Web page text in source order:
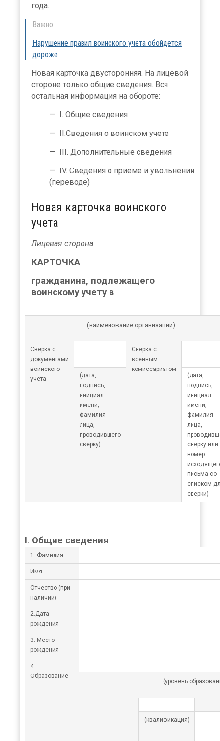
года.
Важно:
Нарушение правил воинского учета обойдется
дороже
Новая карточка двусторонняя. На лицевой
стороне только общие сведения. Вся
остальная информация на обороте:
I. Общие сведения
II.Сведения о воинском учете
III. Дополнительные сведения
IV. Сведения о приеме и увольнении
(переводе)
Новая карточка воинского
учета
Лицевая сторона
КАРТОЧКА
гражданина, подлежащего
воинскому учету в
(наименование организации)
Сверка с
документами
воинского
учета
Сверка с
военным
комиссариатом
(дата,
подпись,
инициал
имени,
фамилия
лица,
проводившего
сверку)
(дата,
подпись,
инициал
имени,
фамилия
лица,
сверку или
номер
письма со
списком
сверки)
I. Общие сведения
1. Фамилия
Имя
Отчество (при
наличии)
2.Дата
рождения
3. Место
рождения
4.
Образование
(уровень
(квалификация)